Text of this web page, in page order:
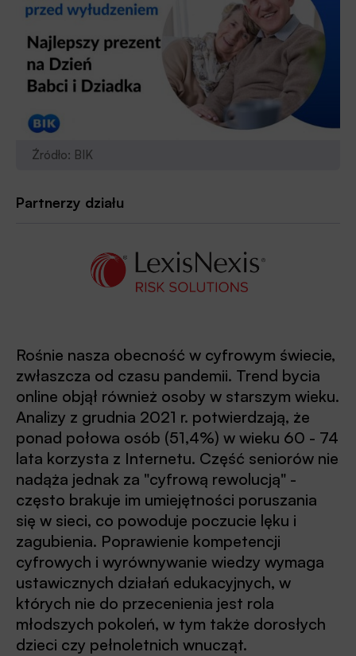
Źródło: BIK
Partnerzy działu
Rośnie nasza obecność w cyfrowym świecie,
zwłaszcza od czasu pandemii. Trend bycia
online objął również osoby w starszym wieku.
Analizy z grudnia 2021 r. potwierdzają, że
ponad połowa osób (51,4%) w wieku 60 - 74
lata korzysta z Internetu. Część seniorów nie
nadąża jednak za "cyfrową rewolucją" -
często brakuje im umiejętności poruszania
się w sieci, co powoduje poczucie lęku i
zagubienia. Poprawienie kompetencji
cyfrowych i wyrównywanie wiedzy wymaga
ustawicznych działań edukacyjnych, w
których nie do przecenienia jest rola
młodszych pokoleń, w tym także dorosłych
dzieci czy pełnoletnich wnucząt.